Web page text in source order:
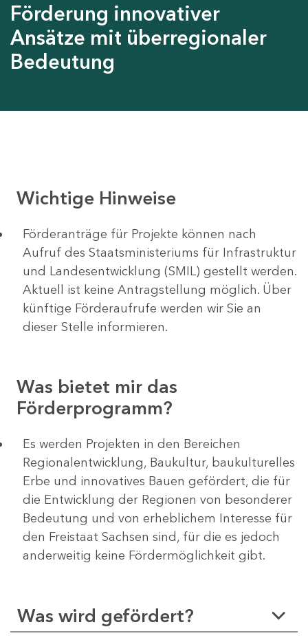
Förderung innovativer
Ansätze mit überregionaler
Bedeutung
Wichtige Hinweise
Förderanträge für Projekte können nach
Aufruf des Staatsministeriums für Infrastruktur
und Landesentwicklung (SMIL) gestellt werden.
Aktuell ist keine Antragstellung möglich. Über
künftige Förderaufrufe werden wir Sie an
dieser Stelle informieren.
Was bietet mir das
Förderprogramm?
Es werden Projekten in den Bereichen
Regionalentwicklung, Baukultur, baukulturelles
Erbe und innovatives Bauen gefördert, die für
die Entwicklung der Regionen von besonderer
Bedeutung und von erheblichem Interesse für
den Freistaat Sachsen sind, für die es jedoch
anderweitig keine Fördermöglichkeit gibt.
Was wird gefördert?